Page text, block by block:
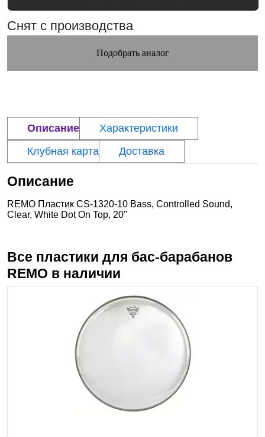
Снят с производства
Подобрать аналог
Описание
Характеристики
Клубная карта
Доставка
Описание
REMO Пластик CS-1320-10 Bass, Controlled Sound,
Clear, White Dot On Top, 20''
Все пластики для бас-барабанов
REMO в наличии